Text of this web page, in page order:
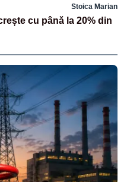
Stoica Marian
cu până la 20% din